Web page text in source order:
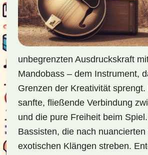
unbegrenzten Ausdruckskraft
Mandobass – dem Instrument,
Grenzen der Kreativität
sanfte, fließende Verbindung
und die pure Freiheit beim
Bassisten, die nach nuancierten
exotischen Klängen streben.